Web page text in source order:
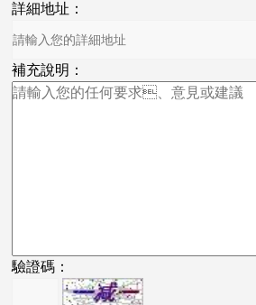
詳細地址：
補充說明：
驗證碼：